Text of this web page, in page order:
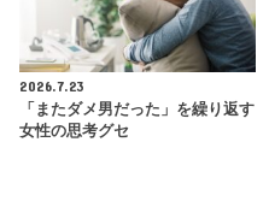
2026.7.23
「またダメ男だった」を繰り返す
女性の思考グセ